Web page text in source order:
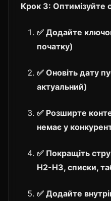
Крок 3: Оптимізуйте
✅ Додайте
початку)
✅ Оновіть дату
актуальний)
✅ Розширте
немає у
✅ Покращіть
H2-H3, списки,
✅ Додайте